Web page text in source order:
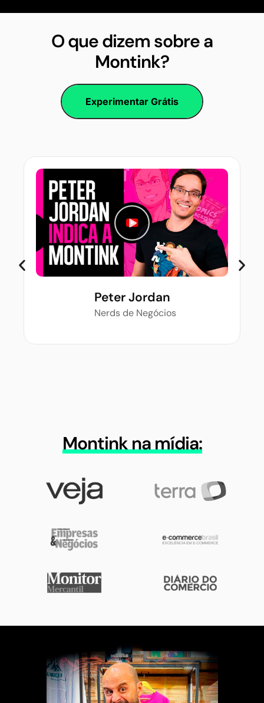
O que dizem sobre a
Montink?
Experimentar Grátis
Peter Jordan
Nerds de Negócios
Montink na mídia: